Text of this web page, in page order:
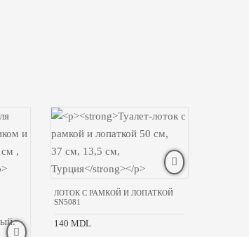
ЛОТОК С РАМКОЙ И ЛОПАТКОЙ
SN5081
140 MDL